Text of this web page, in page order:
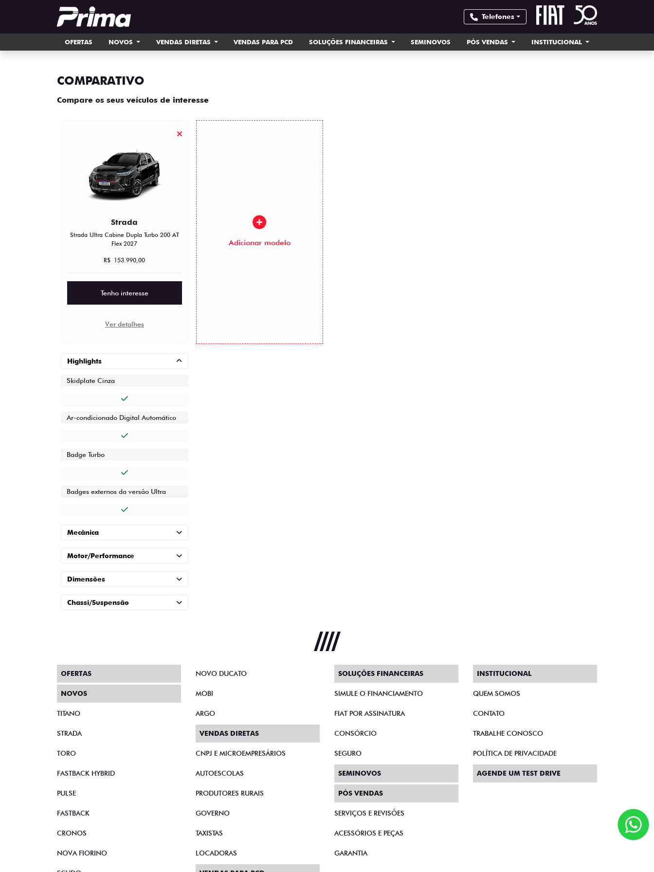
Telefones
OFERTAS NOVOS VENDAS DIRETAS VENDAS PARA PCD SOLUÇÕES FINANCEIRAS SEMINOVOS PÓS VENDAS INSTITUCIONAL
COMPARATIVO
Compare os seus veículos de interesse
Strada
Strada Ultra Cabine Dupla Turbo 200 AT
Flex 2027
R$ 153.990,00
Tenho interesse
Ver detalhes
Adicionar modelo
Highlights
Skidplate Cinza
Ar-condicionado Digital Automático
Badge Turbo
Badges externos da versão Ultra
Mecânica
Motor/Performance
Dimensões
Chassi/Suspensão
OFERTAS
NOVOS
TITANO
STRADA
TORO
FASTBACK HYBRID
PULSE
FASTBACK
CRONOS
NOVA FIORINO
NOVO DUCATO
MOBI
ARGO
VENDAS DIRETAS
CNPJ E MICROEMPRESÁRIOS
AUTOESCOLAS
PRODUTORES RURAIS
GOVERNO
TAXISTAS
LOCADORAS
SOLUÇÕES FINANCEIRAS
SIMULE O FINANCIAMENTO
FIAT POR ASSINATURA
CONSÓRCIO
SEGURO
SEMINOVOS
PÓS VENDAS
SERVIÇOS E REVISÕES
ACESSÓRIOS E PEÇAS
GARANTIA
INSTITUCIONAL
QUEM SOMOS
CONTATO
TRABALHE CONOSCO
POLÍTICA DE PRIVACIDADE
AGENDE UM TEST DRIVE